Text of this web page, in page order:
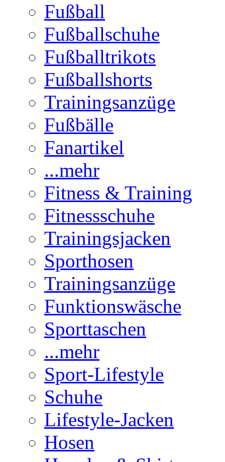
Fußball
Fußballschuhe
Fußballtrikots
Fußballshorts
Trainingsanzüge
Fußbälle
Fanartikel
...mehr
Fitness & Training
Fitnessschuhe
Trainingsjacken
Sporthosen
Trainingsanzüge
Funktionswäsche
Sporttaschen
...mehr
Sport-Lifestyle
Schuhe
Lifestyle-Jacken
Hosen